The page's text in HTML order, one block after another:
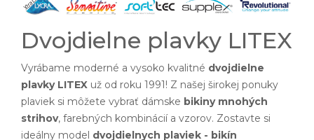
Dvojdielne plavky LITEX
Vyrábame moderné a vysoko kvalitné dvojdielne
plavky LITEX už od roku 1991! Z našej širokej ponuky
plaviek si môžete vybrať dámske bikiny mnohých
strihov, farebných kombinácií a vzorov. Zostavte si
ideálny model dvojdielnych plaviek - bikín